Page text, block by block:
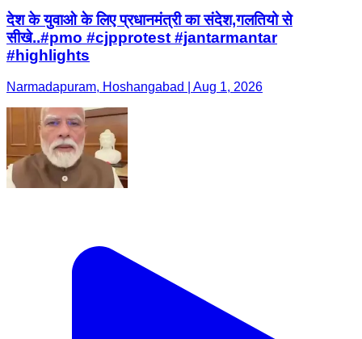
देश के युवाओ के लिए प्रधानमंत्री का संदेश,गलतियो से
सीखे..#pmo #cjpprotest #jantarmantar
#highlights
Narmadapuram, Hoshangabad | Aug 1, 2026